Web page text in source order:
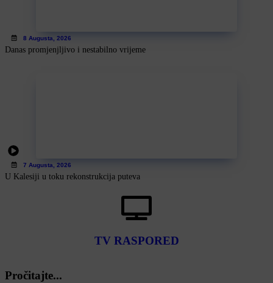
8 Augusta, 2026
Danas promjenjljivo i nestabilno vrijeme
7 Augusta, 2026
U Kalesiji u toku rekonstrukcija puteva
TV RASPORED
Pročitajte...